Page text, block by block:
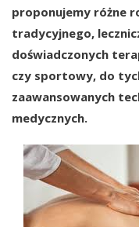
proponujemy różne
tradycyjnego,
doświadczonych
czy sportowy, do
zaawansowanych
medycznych.